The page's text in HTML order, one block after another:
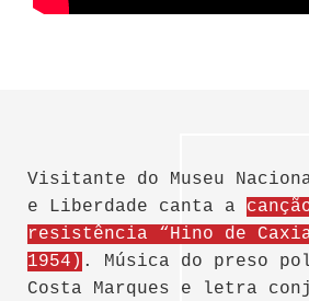
Visitante do Museu
e Liberdade canta a
resistência “Hino de
1954) . Música do preso
Costa Marques e letra